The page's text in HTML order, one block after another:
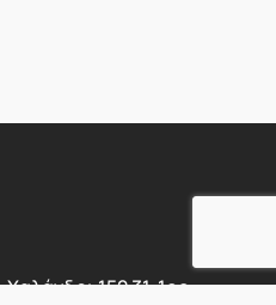
Χαλάνδρι15231,1ος